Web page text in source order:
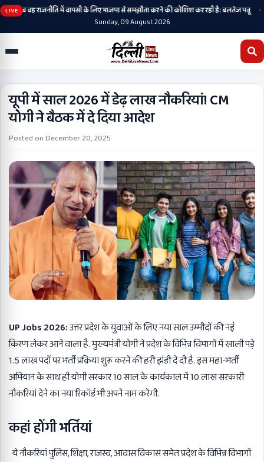
LIVE
है, अब वह राजनीति में वापसी के लिए भाजपा से समझौता करने की कोशिश कर रही है: बलतेज पन्नू •
Sunday, 09 August 2026
यूपी में साल 2026 में डेढ़ लाख नौकरियां! CM
योगी ने बैठक में दे दिया आदेश
Posted on December 20, 2025
UP Jobs 2026:उत्तर प्रदेश के युवाओं के लिए नया साल उम्मीदों की नई
किरण लेकर आने वाला है. मुख्यमंत्री योगी ने प्रदेश के विभिन्न विभागों में खाली पड़े
1.5 लाख पदों पर भर्ती प्रक्रिया शुरू करने की हरी झंडी दे दी है. इस महा-भर्ती
अभियान के साथ ही योगी सरकार 10 साल के कार्यकाल में 10 लाख सरकारी
नौकरियां देने का नया रिकॉर्ड भी अपने नाम करेगी.
कहां होंगी भर्तियां
ये नौकरियां पुलिस, शिक्षा, राजस्व, आवास विकास समेत प्रदेश के विभिन्न विभागों